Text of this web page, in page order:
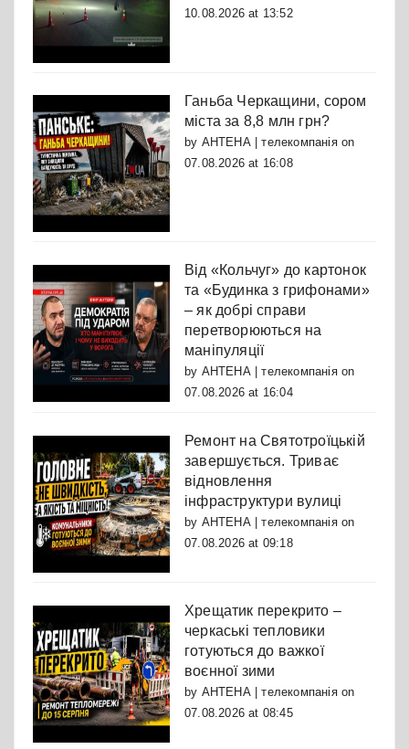
10.08.2026 at 13:52
Ганьба Черкащини, сором
міста за 8,8 млн грн?
by АНТЕНА | телекомпаніяon
07.08.2026 at 16:08
Від «Кольчуг» до картонок
та «Будинка з грифонами»
– як добрі справи
перетворюються на
маніпуляції
by АНТЕНА | телекомпаніяon
07.08.2026 at 16:04
Ремонт на Святотроїцькій
завершується. Триває
відновлення
інфраструктури вулиці
by АНТЕНА | телекомпаніяon
07.08.2026 at 09:18
Хрещатик перекрито –
черкаські тепловики
готуються до важкої
воєнної зими
by АНТЕНА | телекомпаніяon
07.08.2026 at 08:45